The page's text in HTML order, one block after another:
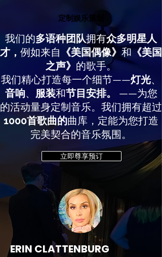
定制娱乐策划
定制娱乐策划
我们的多语种团队拥有众多明星人
才， 例如来自 《美国偶像》和《美国
之声》 的歌手。
我们精心打造每一个细节——灯光、
音响、 服装和节目安排。
——为您
的活动量身定制音乐。我们拥有超过
1000首歌曲的曲库，定能为您打造
完美契合的音乐氛围。
立即尊享预订
ERIN CLATTENBURG